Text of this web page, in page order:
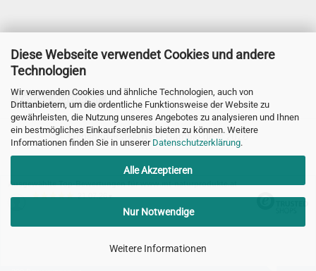
Diese Webseite verwendet Cookies und andere
Technologien
Wir verwenden Cookies und ähnliche Technologien, auch von
Drittanbietern, um die ordentliche Funktionsweise der Website zu
gewährleisten, die Nutzung unseres Angebotes zu analysieren und Ihnen
ein bestmögliches Einkaufserlebnis bieten zu können. Weitere
Informationen finden Sie in unserer Datenschutzerklärung.
Alle Akzeptieren
Nur Notwendige
Weitere Informationen
Vertrag widerrufen
Webshop erstellenmit Gambio.de © 2026
Ausgewählte Top-Bewertungen für www.mt-naturprodukte.at
21.07.26▼